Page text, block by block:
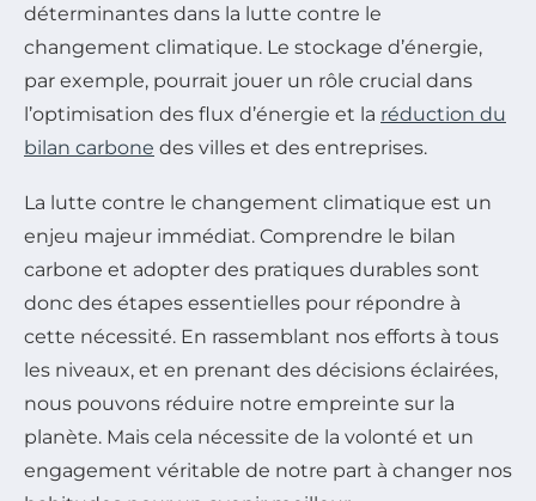
déterminantes dans la lutte contre le
changement climatique. Le stockage d’énergie,
par exemple, pourrait jouer un rôle crucial dans
l’optimisation des flux d’énergie et la réduction du
bilan carbone des villes et des entreprises.
La lutte contre le changement climatique est un
enjeu majeur immédiat. Comprendre le bilan
carbone et adopter des pratiques durables sont
donc des étapes essentielles pour répondre à
cette nécessité. En rassemblant nos efforts à tous
les niveaux, et en prenant des décisions éclairées,
nous pouvons réduire notre empreinte sur la
planète. Mais cela nécessite de la volonté et un
engagement véritable de notre part à changer nos